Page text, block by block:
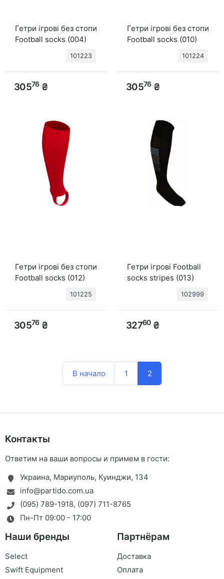
Гетри ігрові без стопи
Football socks (004)
101223
30576₴
Гетри ігрові без стопи
Football socks (010)
101224
30576₴
Гетри ігрові без стопи
Football socks (012)
101225
30576₴
Гетри ігрові Football
socks stripes (013)
102999
32760₴
В начало 1 2
Контакты
Ответим на ваши вопросы и примем в гости:
Украина, Мариуполь, Куинджи, 134
info@partido.com.ua
(095) 789-1918, (097) 711-8765
Пн-Пт 09:00 - 17:00
Наши бренды
Select
Swift Equipment
Партнёрам
Доставка
Оплата